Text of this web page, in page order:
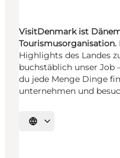
VisitDenmark ist
Tourismusorganisation.
Highlights des Landes
buchstäblich unser Job
du jede Menge Dinge
unternehmen und
Sprache auswählen